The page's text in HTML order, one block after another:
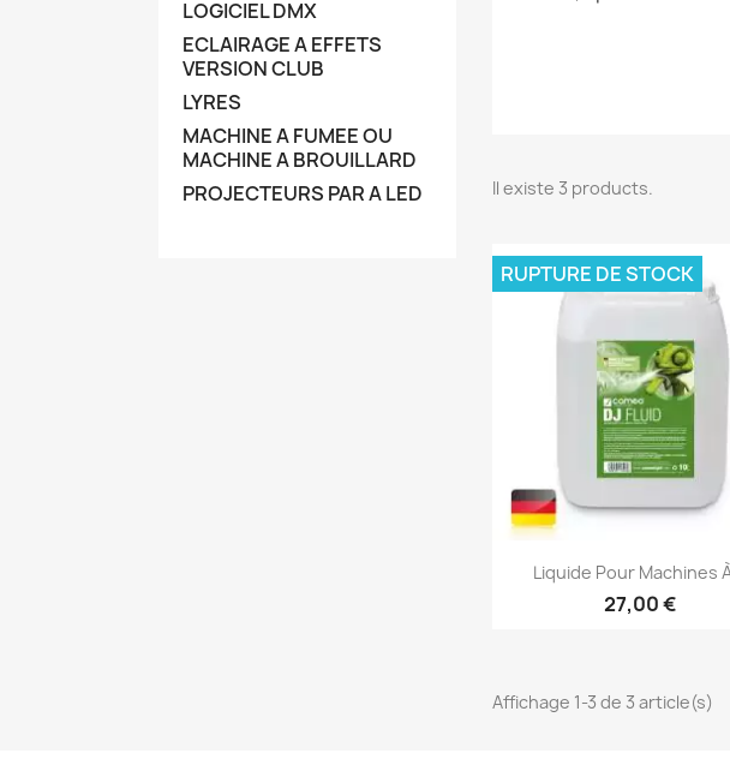
LOGICIEL DMX
ECLAIRAGE A EFFETS
VERSION CLUB
LYRES
MACHINE A FUMEE OU
MACHINE A BROUILLARD
PROJECTEURS PAR A LED
Il existe 3 products.
Aperçu rapide
Liquide Pour Machines
27,00 €
RUPTURE DE STOCK
Affichage 1-3 de 3 article(s)